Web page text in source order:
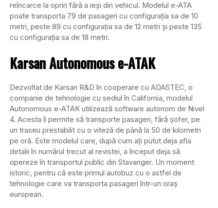
reîncarce la opriri fără a ieși din vehicul. Modelul e-ATA
poate transporta 79 de pasageri cu configurația sa de 10
metri, peste 89 cu configurația sa de 12 metri și peste 135
cu configurația sa de 18 metri.
Karsan Autonomous e-ATAK
Dezvoltat de Karsan R&D în cooperare cu ADASTEC, o
companie de tehnologie cu sediul în California, modelul
Autonomous e-ATAK utilizează software autonom de Nivel
4. Acesta îi permite să transporte pasageri, fără șofer, pe
un traseu prestabilit cu o viteză de până la 50 de kilometri
pe oră. Este modelul care, după cum ați putut deja afla
detalii în numărul trecut al revistei, a început deja să
opereze în transportul public din Stavanger. Un moment
istoric, pentru că este primul autobuz cu o astfel de
tehnologie care va transporta pasageri într-un oraș
european.